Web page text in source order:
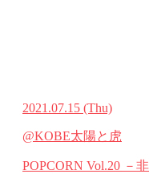
2021.07.15 (Thu)
@KOBE太陽と虎
POPCORN Vol.20 －